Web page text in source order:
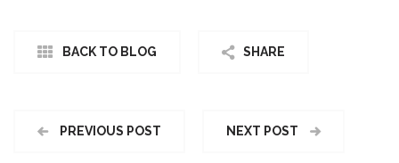
BACK TO BLOG SHARE
PREVIOUS POST NEXT POST